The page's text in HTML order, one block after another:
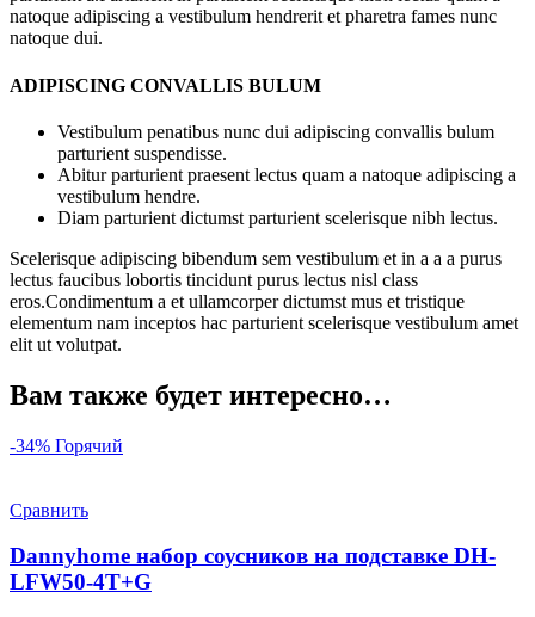
natoque adipiscing a vestibulum hendrerit et pharetra fames nunc
natoque dui.
ADIPISCING CONVALLIS BULUM
Vestibulum penatibus nunc dui adipiscing convallis bulum
parturient suspendisse.
Abitur parturient praesent lectus quam a natoque adipiscing a
vestibulum hendre.
Diam parturient dictumst parturient scelerisque nibh lectus.
Scelerisque adipiscing bibendum sem vestibulum et in a a a purus
lectus faucibus lobortis tincidunt purus lectus nisl class
eros.Condimentum a et ullamcorper dictumst mus et tristique
elementum nam inceptos hac parturient scelerisque vestibulum amet
elit ut volutpat.
Вам также будет интересно…
-34% Горячий
Сравнить
Dannyhome набор соусников на подставке DH-
LFW50-4T+G